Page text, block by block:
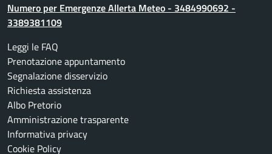
Numero per Emergenze Allerta Meteo - 3484990692 -
3389381109
Leggi le FAQ
Prenotazione appuntamento
Segnalazione disservizio
Richiesta assistenza
Albo Pretorio
Amministrazione trasparente
Informativa privacy
Cookie Policy